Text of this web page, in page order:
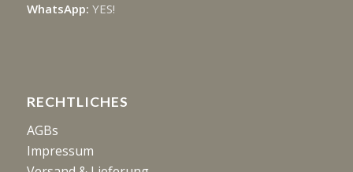
WhatsApp: YES!
RECHTLICHES
AGBs
Impressum